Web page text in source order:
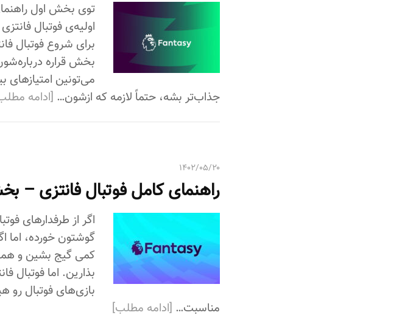
توی بخش اول
اولیه‌ی فوتبال
برای شروع فوتبال
بخش قراره
می‌تونین امتیازهای
جذاب‌تر بشه، حتماً لازمه که ازشون… [ادامه
۱۴۰۲/۰۵/۲۰
راهنمای کامل فوتبال فانتزی –
اگر از طرفدارهای
گوشتون خورده، اما
کمی گیج بشین و
بذارین. اما فوتبال
بازی‌های فوتبال رو
مناسبت… [ادامه مطلب]